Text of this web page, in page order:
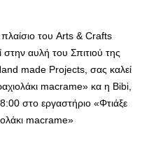
του Arts & Crafts
αυλή του Σπιτιού της
made Projects, σας καλεί
macrame» κα η Bibi,
στο εργαστήριο «Φτιάξε
macrame»